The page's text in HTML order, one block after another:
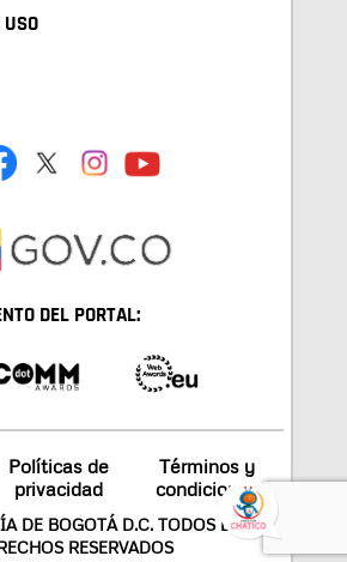
DEL PORTAL:
Políticas de
privacidad
Términos y
condiciones
DE BOGOTÁ D.C. TODOS LOS
RESERVADOS